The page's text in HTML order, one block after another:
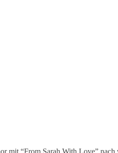
mit “From Sarah With Love”